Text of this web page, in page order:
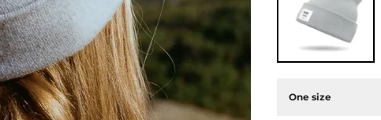
One size